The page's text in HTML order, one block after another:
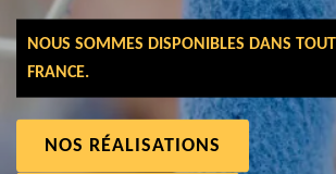
NOUS SOMMES DISPONIBLES DANS
FRANCE.
NOS RÉALISATIONS